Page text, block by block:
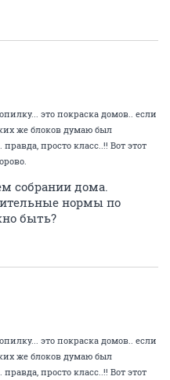
это покраска домов.. если
же блоков думаю был
просто класс..!! Вот этот
собрании дома.
нормы по
быть?
это покраска домов.. если
же блоков думаю был
просто класс..!! Вот этот